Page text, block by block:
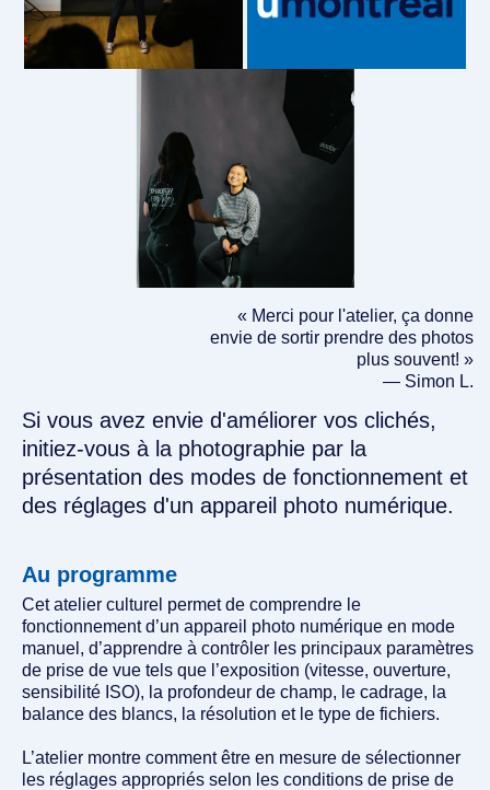
« Merci pour l'atelier, ça donne
envie de sortir prendre des photos
plus souvent! »
— Simon L.
Si vous avez envie d'améliorer vos clichés,
initiez-vous à la photographie par la
présentation des modes de fonctionnement et
des réglages d'un appareil photo numérique.
Au programme
Cet atelier culturel permet de comprendre le
fonctionnement d’un appareil photo numérique en mode
manuel, d’apprendre à contrôler les principaux paramètres
de prise de vue tels que l’exposition (vitesse, ouverture,
sensibilité ISO), la profondeur de champ, le cadrage, la
balance des blancs, la résolution et le type de fichiers.
L’atelier montre comment être en mesure de sélectionner
les réglages appropriés selon les conditions de prise de